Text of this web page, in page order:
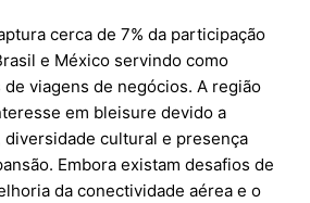
cerca de 7% da participação
e México servindo como
viagens de negócios. A região
em bleisure devido a
diversidade cultural e presença
Embora existam desafios de
da conectividade aérea e o